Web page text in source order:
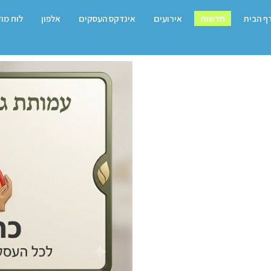
הבית חדשות אירועים אינדקס העסקים אלפון לוח